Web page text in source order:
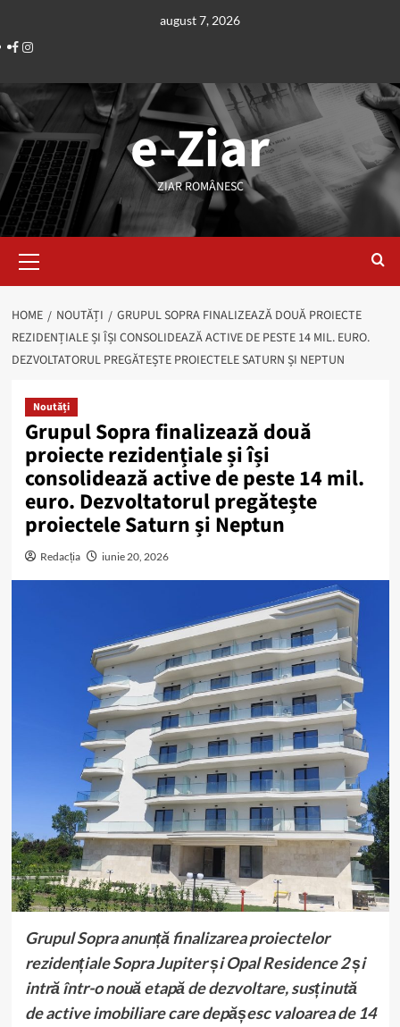
content
august 7, 2026
Facebook
Instagram
e-Ziar
ZIAR ROMÂNESC
Menu
HOME NOUTĂȚI
GRUPUL SOPRA FINALIZEAZĂ DOUĂ PROIECTE
REZIDENȚIALE ȘI ÎȘI CONSOLIDEAZĂ ACTIVE DE PESTE 14 MIL. EURO.
DEZVOLTATORUL PREGĂTEȘTE PROIECTELE SATURN ȘI NEPTUN
Noutăți
Grupul Sopra finalizează două
proiecte rezidențiale și își
consolidează active de peste 14 mil.
euro. Dezvoltatorul pregătește
proiectele Saturn și Neptun
Redacția iunie 20, 2026
Grupul Sopra anunță finalizarea proiectelor
rezidențiale Sopra Jupiter și Opal Residence 2 și
intră într-o nouă etapă de dezvoltare, susținută
de active imobiliare care depășesc valoarea de 14